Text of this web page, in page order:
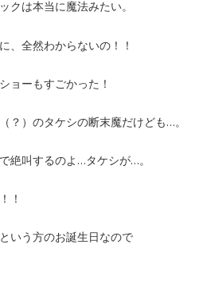
クは本当に魔法みたい。
、全然わからないの！！
ョーもすごかった！
？）のタケシの断末魔だけども…。
絶叫するのよ…タケシが…。
！
いう方のお誕生日なので